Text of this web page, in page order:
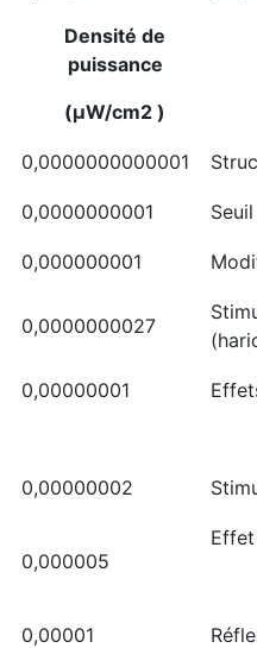
Densité de
puissance
(μW/cm2 )
0,0000000000001
0,0000000001
0,000000001
0,0000000027
0,00000001
0,00000002
0,000005
0,00001